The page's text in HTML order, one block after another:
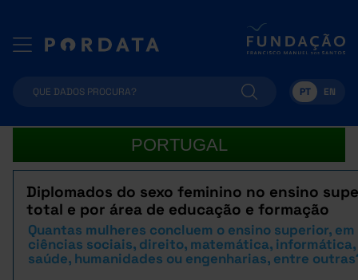
PT EN
PORTUGAL
Diplomados do sexo feminino no ensino
total e por área de educação e formação
Quantas mulheres concluem o ensino superior, em
ciências sociais, direito, matemática, informática,
saúde, humanidades ou engenharias, entre